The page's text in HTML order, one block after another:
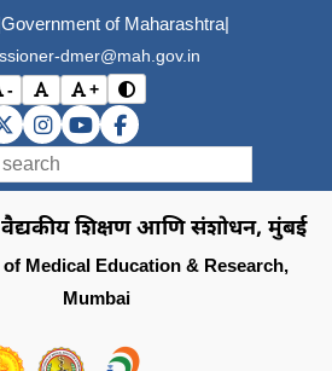
Government of Maharashtra|
dmer@mah.gov.in
-
आकार कमी करा (Decrease font size)
मूळ अक्षर आकार (Reset font size)
+
अक्षर आकार वाढवा (Increase font
विरोधाभास मोड बदला
DMER X (Twitter)
DMER Instagram
DMER YouTube
DMER Facebook
शिक्षण आणि संशोधन, मुंबई
Medical Education & Research,
Mumbai
Visit the Government of Maharashtra
Visit the Directorate of